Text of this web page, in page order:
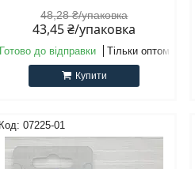
48,28 ₴/упаковка
43,45 ₴/упаковка
Готово до відправки Тільки оптом
Купити
07225-01